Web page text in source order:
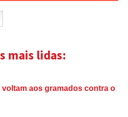
mais lidas:
voltam aos gramados contra o